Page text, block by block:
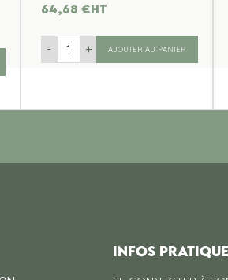
64,68€ht
- + AJOUTER AU PANIER
INFOS